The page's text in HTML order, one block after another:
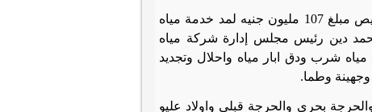
في إطار المبادرة الرئاسية حياة كريمة للنهوض بالقرى الاكثر احتياجاً تم تخصيص مبلغ 107 مليون جنيه لمد خدمة مياه
دين رئيس مجلس إدارة شركة مياه
شرب ودق ابار مياه واحلال وتجديد
وجهينة وطما.
بحرى والحرجة قبلي واولاد عليو